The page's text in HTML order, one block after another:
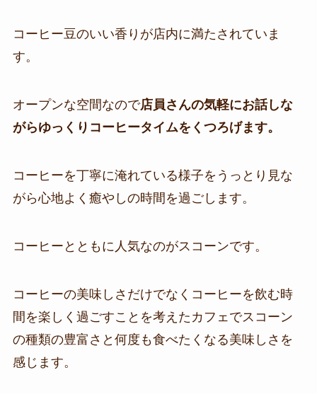
コーヒー豆のいい香りが店内に満たされていま
す。
オープンな空間なので店員さんの気軽にお話しな
がらゆっくりコーヒータイムをくつろげます。
コーヒーを丁寧に淹れている様子をうっとり見な
がら心地よく癒やしの時間を過ごします。
コーヒーとともに人気なのがスコーンです。
コーヒーの美味しさだけでなくコーヒーを飲む時
間を楽しく過ごすことを考えたカフェでスコーン
の種類の豊富さと何度も食べたくなる美味しさを
感じます。